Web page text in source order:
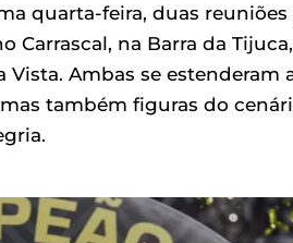
quarta-feira, duas
na Barra da
Ambas se estenderam
também figuras do